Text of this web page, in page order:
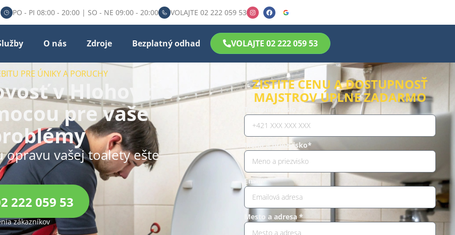
PO - PI 08:00 - 20:00 | SO - NE 09:00 - 20:00 VOLAJTE 02 222 059 53
O nás Zdroje Bezplatný odhad VOLAJTE 02 222 059 53
PRE ÚNIKY A PORUCHY
v Hlohovci s
pre vaše
vašej toalety ešte
222 059 53
zákazníkov
ZISTITE CENU A DOSTUPNOSŤ
MAJSTROV ÚPLNE ZADARMO
Telefónne číslo *
Meno a priezvisko*
Email*
Mesto a adresa *